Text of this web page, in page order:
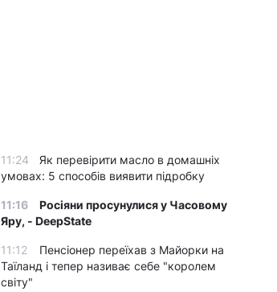
11:24
Як перевірити масло в домашніх
умовах: 5 способів виявити підробку
11:16
Росіяни просунулися у Часовому
Яру, - DeepState
11:12
Пенсіонер переїхав з Майорки на
Таїланд і тепер називає себе "королем
світу"